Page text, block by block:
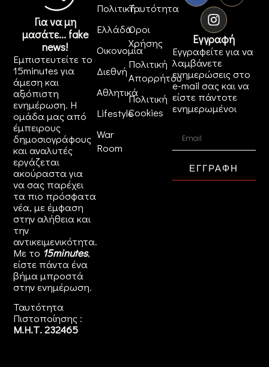
Για να μη
μασάτε... fake
news!
Εμπιστευτείτε το
15minutes για
άμεση και
αξιόπιστη
ενημέρωση. Η
ομάδα μας από
έμπειρους
δημοσιογράφους
και αναλυτές
εργάζεται
ακούραστα για
να σας παρέχει
τα πιο πρόσφατα
νέα, με έμφαση
στην αλήθεια και
την
αντικειμενικότητα.
Με το 15minutes,
είστε πάντα ένα
βήμα μπροστά
στηνενημέρωση.
Ταυτότητα
Πιστοποίησης :
Μ.Η.Τ. 232465
Πολιτική
Ελλάδα
Οικονομία
Διεθνή
Αθλητικά
Lifestyle
War
Room
Ταυτότητα
Όροι
Χρήσης
Πολιτική
Απορρήτου
Πολιτική
Cookies
Εγγραφή
Εγγραφείτε για να
λαμβάνετε
ενημερώσεις στο
e-mail σας και να
είστε πάντοτε
ενημερωμένοι
ΕΓΓΡΑΦΗ